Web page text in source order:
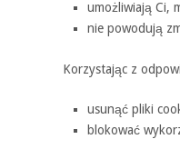
umożliwiają Ci,
nie powodują
Korzystając z
usunąć pliki
blokować